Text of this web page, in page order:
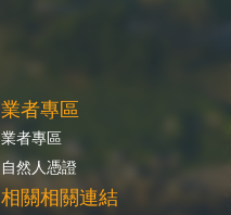
業者專區
業者專區
自然人憑證
相關相關連結